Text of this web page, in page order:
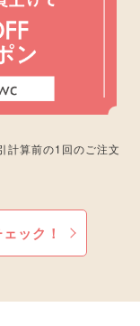
計算前の1回のご注文
ック！